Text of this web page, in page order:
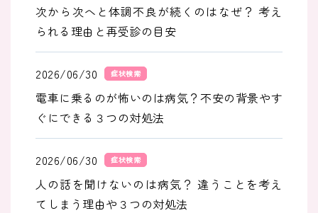
次から次へと体調不良が続くのはなぜ？ 考え
られる理由と再受診の目安
2026/06/30 症状検索
電車に乗るのが怖いのは病気？不安の背景やす
ぐにできる３つの対処法
2026/06/30 症状検索
人の話を聞けないのは病気？ 違うことを考え
てしまう理由や３つの対処法